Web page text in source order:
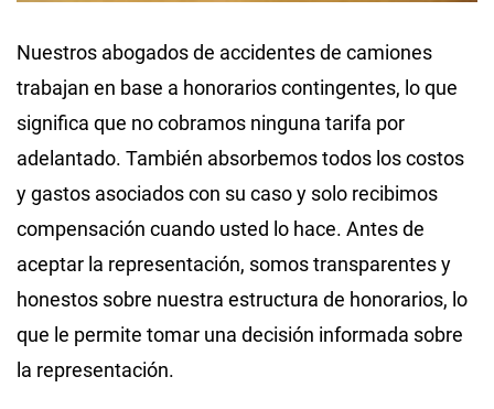
Nuestros abogados de accidentes de camiones
trabajan en base a honorarios contingentes, lo que
significa que no cobramos ninguna tarifa por
adelantado. También absorbemos todos los costos
y gastos asociados con su caso y solo recibimos
compensación cuando usted lo hace. Antes de
aceptar la representación, somos transparentes y
honestos sobre nuestra estructura de honorarios, lo
que le permite tomar una decisión informada sobre
la representación.